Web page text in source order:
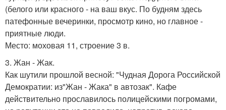
(белого или красного - на ваш вкус. По будням здесь
патефонные вечеринки, просмотр кино, но главное -
приятные люди.
Место: моховая 11, строение 3 в.
3. Жан - Жак.
Как шутили прошлой весной: "Чудная Дорога Российской
Демократии: из"Жан - Жака" в автозак". Кафе
действительно прославилось полицейскими погромами,